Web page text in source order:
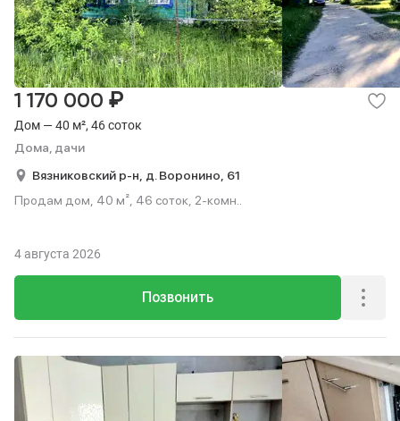
Дом — 40 м², 46 соток
Дома, дачи
1 170 000 ₽
Вязниковский р-н, д. Воронино, 61
Продам дом, 40 м², 46 соток, 2-комн..
Позвонить
4 августа 2026